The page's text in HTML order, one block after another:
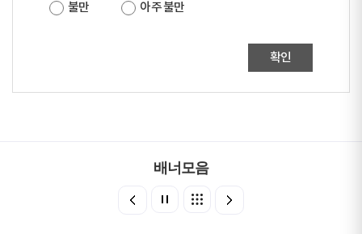
불만
아주 불만
확인
배너모음